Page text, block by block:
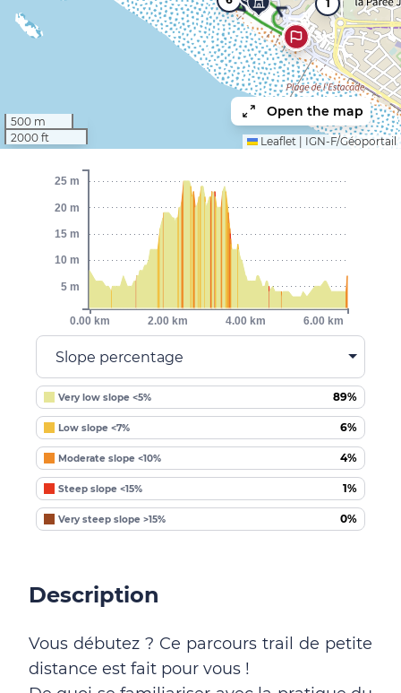
1
500 m
2000 ft
Open the map
Leaflet IGN-F/Géoportail
Slope percentage
Very low slope <5% 89%
Low slope <7% 6%
Moderate slope <10% 4%
Steep slope <15% 1%
Very steep slope >15% 0%
0.00 km 2.00 km 4.00 km 6.00 km
5 m
10 m
15 m
20 m
25 m
Description
Vous débutez ? Ce parcours trail de petite
distance est fait pour vous !